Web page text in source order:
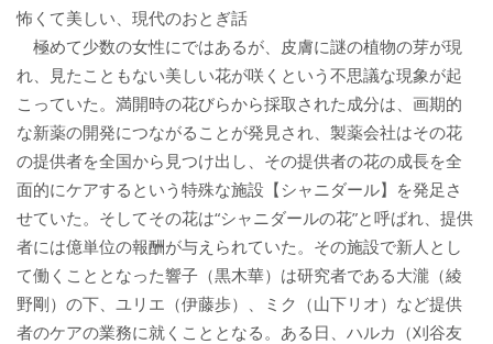
怖くて美しい、現代のおとぎ話
極めて少数の女性にではあるが、皮膚に謎の植物の芽が現
れ、見たこともない美しい花が咲くという不思議な現象が起
こっていた。満開時の花びらから採取された成分は、画期的
な新薬の開発につながることが発見され、製薬会社はその花
の提供者を全国から見つけ出し、その提供者の花の成長を全
面的にケアするという特殊な施設【シャニダール】を発足さ
せていた。そしてその花は“シャニダールの花”と呼ばれ、提供
者には億単位の報酬が与えられていた。その施設で新人とし
て働くこととなった響子（黒木華）は研究者である大瀧（綾
野剛）の下、ユリエ（伊藤歩）、ミク（山下リオ）など提供
者のケアの業務に就くこととなる。ある日、ハルカ（刈谷友